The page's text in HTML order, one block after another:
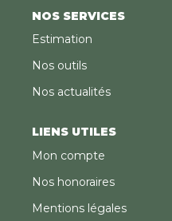
NOS SERVICES
Estimation
Nos outils
Nos actualités
LIENS UTILES
Mon compte
Nos honoraires
Mentions légales